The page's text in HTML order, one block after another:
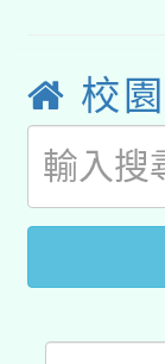
師
方
族
「
轉
文
件
教
年
接
接
校